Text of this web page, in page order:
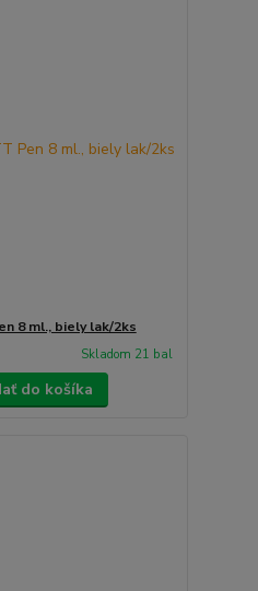
8 ml., biely lak/2ks
Skladom 21 bal
do košíka